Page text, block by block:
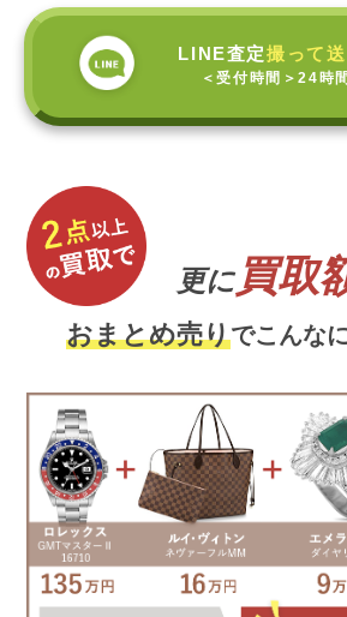
LINE査定撮って
＜受付時間＞24時
更に買取
おまとめ売りでこんな